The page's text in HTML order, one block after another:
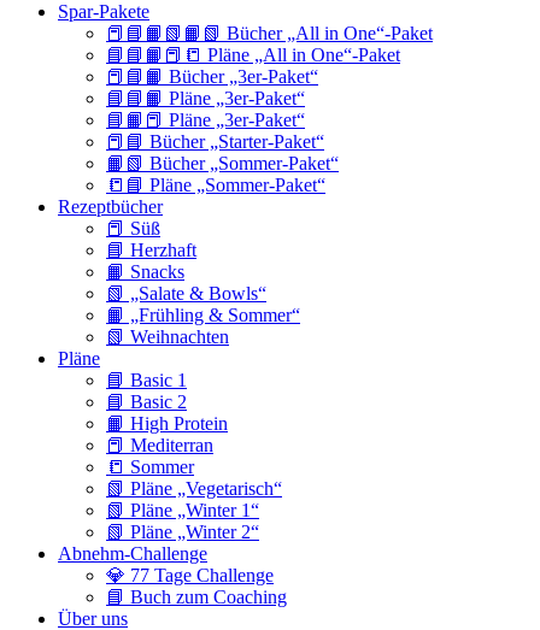
Spar-Pakete
📕📘📙📗📙📗 Bücher „All in One“-Paket
📘📘📙📕📒 Pläne „All in One“-Paket
📕📘📙 Bücher „3er-Paket“
📘📘📙 Pläne „3er-Paket“
📘📙📕 Pläne „3er-Paket“
📕📘 Bücher „Starter-Paket“
📙📗 Bücher „Sommer-Paket“
📒📘 Pläne „Sommer-Paket“
Rezeptbücher
📕 Süß
📘 Herzhaft
📙 Snacks
📗 „Salate & Bowls“
📙 „Frühling & Sommer“
📗 Weihnachten
Pläne
📘 Basic 1
📘 Basic 2
📙 High Protein
📕 Mediterran
📒 Sommer
📗 Pläne „Vegetarisch“
📗 Pläne „Winter 1“
📗 Pläne „Winter 2“
Abnehm-Challenge
💎 77 Tage Challenge
📘 Buch zum Coaching
Über uns